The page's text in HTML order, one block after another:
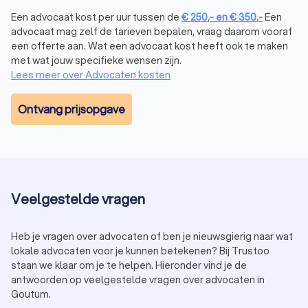
Familieadvocaat
Een familiegeschil kan stressvol zijn en veel emoties met zich
meebrengen. Kom je er samen niet meer uit? Een
familierechtadvocaathelpt bij een zo gunstig mogelijke
afloop voor jou. De advocaat kan je adviseren over
bijvoorbeeld echtscheidingen, alimentatiekwesties en andere
familiegeschillen. Voor het wijzigen van een voornaam of een
Ontslagadvocaat
het oog op ontslagen. De advocaat kan je begeleiden tijdens
de ontslagprocedure, zowel binnen als buiten de rechtbank.
Veel ontslagen worden afgerond tussen werknemer en
werkgever. Er zijn echter situaties waarbij de kantonrechter
erbij moet komen. Een
Een advocaat kost per uur tussen de €250,- en€350,-Een
advocaat mag zelf de tarieven bepalen, vraag daarom vooraf
een offerte aan. Wat een advocaat kost heeft ook te maken
met wat jouw specifieke wensen zijn.
Lees meer over Advocaten kosten
Ontvang prijsopgave
Veelgestelde vragen
Heb je vragen over advocaten of ben je nieuwsgierig naar wat
lokale advocaten voor je kunnen betekenen? Bij Trustoo
staan we klaar om je te helpen. Hieronder vind je de
antwoorden op veelgestelde vragen over advocaten in
Goutum.